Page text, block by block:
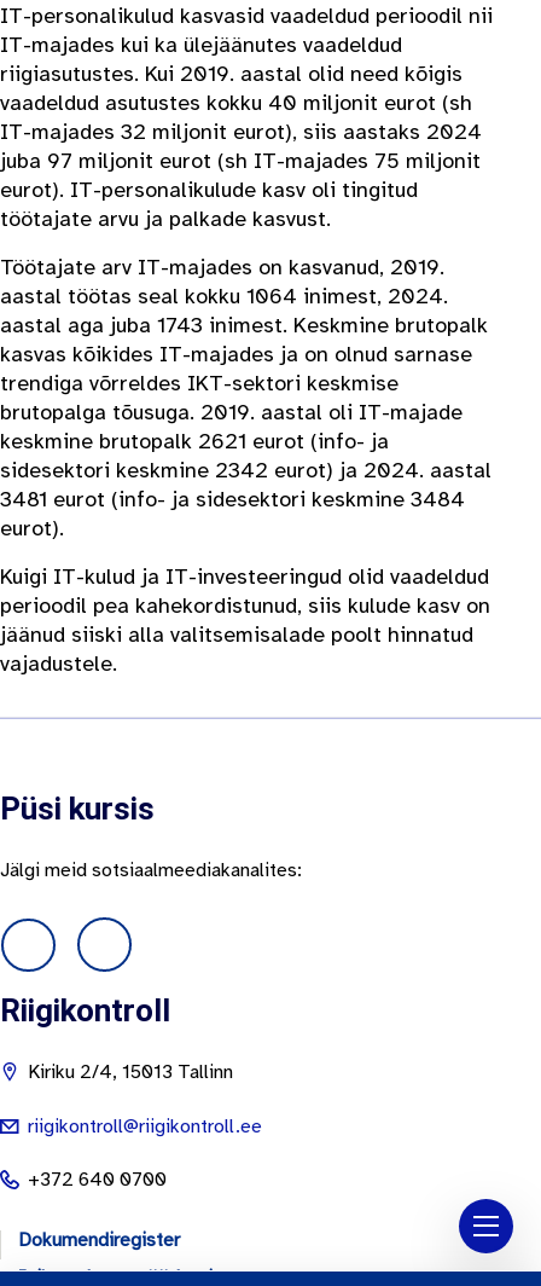
IT-personalikulud kasvasid vaadeldud perioodil nii
IT-majades kui ka ülejäänutes vaadeldud
riigiasutustes. Kui 2019. aastal olid need kõigis
vaadeldud asutustes kokku 40 miljonit eurot (sh
IT-majades 32 miljonit eurot), siis aastaks 2024
juba 97 miljonit eurot (sh IT-majades 75 miljonit
eurot). IT-personalikulude kasv oli tingitud
töötajate arvu ja palkade kasvust.
Töötajate arv IT-majades on kasvanud, 2019.
aastal töötas seal kokku 1064 inimest, 2024.
aastal aga juba 1743 inimest. Keskmine brutopalk
kasvas kõikides IT-majades ja on olnud sarnase
trendiga võrreldes IKT-sektori keskmise
brutopalga tõusuga. 2019. aastal oli IT-majade
keskmine brutopalk 2621 eurot (info- ja
sidesektori keskmine 2342 eurot) ja 2024. aastal
3481 eurot (info- ja sidesektori keskmine 3484
eurot).
Kuigi IT-kulud ja IT-investeeringud olid vaadeldud
perioodil pea kahekordistunud, siis kulude kasv on
jäänud siiski alla valitsemisalade poolt hinnatud
vajadustele.
Püsi kursis
Jälgi meid sotsiaalmeediakanalites:
Riigikontroll
Kiriku 2/4, 15013 Tallinn
riigikontroll@riigikontroll.ee
+372 640 0700
Dokumendiregister
Isikuandmete töötlemine